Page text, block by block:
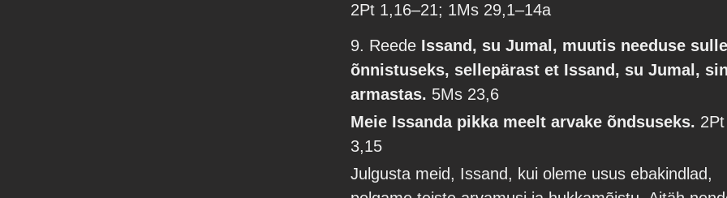
2Pt 1,16–21; 1Ms 29,1–14a
9. Reede Issand, su Jumal, muutis needuse
õnnistuseks, sellepärast et Issand, su Jumal,
armastas. 5Ms 23,6
Meie Issanda pikka meelt arvake õndsuseks. 2Pt
3,15
Julgusta meid, Issand, kui oleme usus ebakindlad,